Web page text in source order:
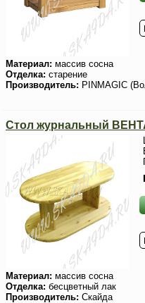
Материал: массив сосна
Отделка: старение
Производитель: PINMAGIC
Стол журнальный
Материал: массив сосна
Отделка: бесцветный лак
Производитель: Скайда